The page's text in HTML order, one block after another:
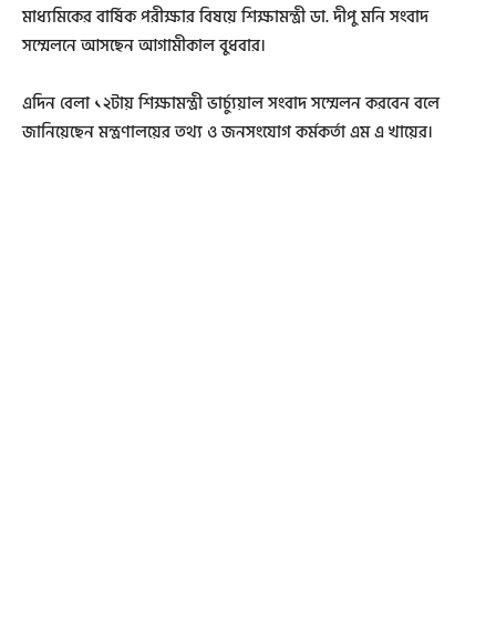
মাধ্যমিকের বার্ষিক পরীক্ষার বিষয়ে শিক্ষামন্ত্রী ডা. দীপু মনি সংবাদ
সম্মেলনে আসছেন আগামীকাল বুধবার।
এদিন বেলা ১২টায় শিক্ষামন্ত্রী ভার্চ্যুয়াল সংবাদ সম্মেলন করবেন বলে
জানিয়েছেন মন্ত্রণালয়ের তথ্য ও জনসংযোগ কর্মকর্তা এম এ খায়ের।